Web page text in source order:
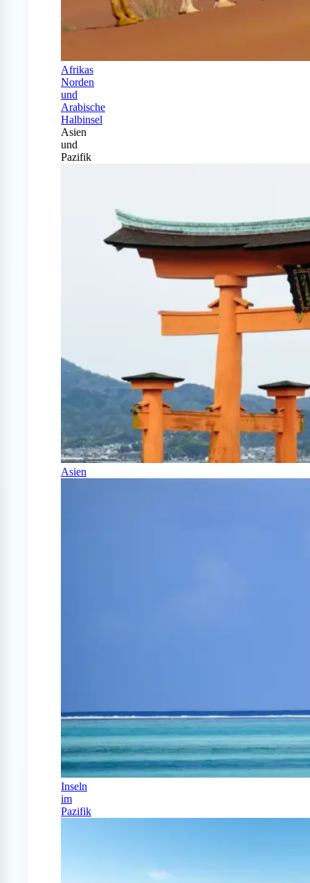
Afrikas
Norden
und
Arabische
Halbinsel
Asien
und
Pazifik
Asien
Inseln
im
Pazifik